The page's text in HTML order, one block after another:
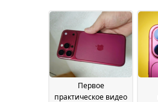
Первое
практическое видео